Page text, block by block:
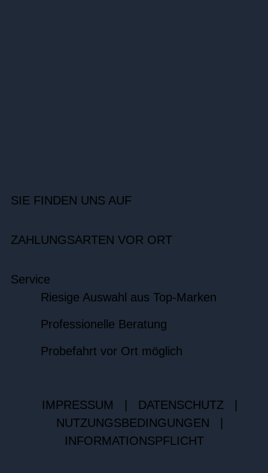
SIE FINDEN UNS AUF
ZAHLUNGSARTEN VOR ORT
Service
Riesige Auswahl aus Top-Marken
Professionelle Beratung
Probefahrt vor Ort möglich
IMPRESSUM DATENSCHUTZ
NUTZUNGSBEDINGUNGEN
INFORMATIONSPFLICHT